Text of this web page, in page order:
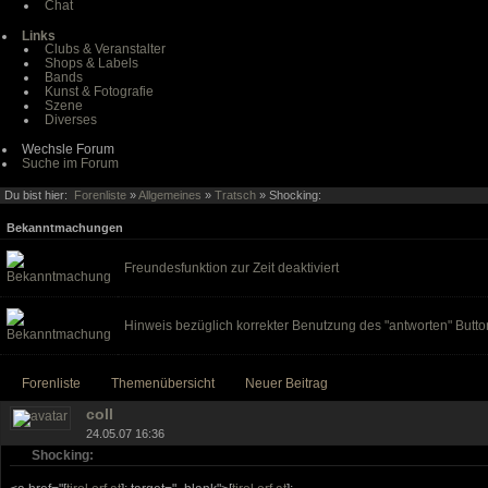
Chat
Links
Clubs & Veranstalter
Shops & Labels
Bands
Kunst & Fotografie
Szene
Diverses
Wechsle Forum
Suche im Forum
Du bist hier: Forenliste »Allgemeines » Tratsch » Shocking:
Bekanntmachungen
Freundesfunktion zur Zeit deaktiviert
Hinweis bezüglich korrekter Benutzung des "antworten"
Forenliste Themenübersicht Neuer Beitrag
coll
24.05.07 16:36
Shocking: